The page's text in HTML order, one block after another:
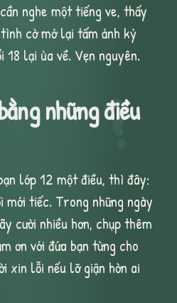
?
nghe một tiếng ve, thấy
cờ mở lại tấm ảnh kỷ
lại ùa về. Vẹn nguyên.
những điều
lớp 12 một điều, thì đây:
tiếc. Trong những ngày
cười nhiều hơn, chụp thêm
ơn với đứa bạn từng cho
xin lỗi nếu lỡ giận hờn ai